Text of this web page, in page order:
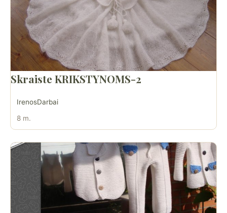
Skraiste KRIKSTYNOMS-2
IrenosDarbai
8 m.